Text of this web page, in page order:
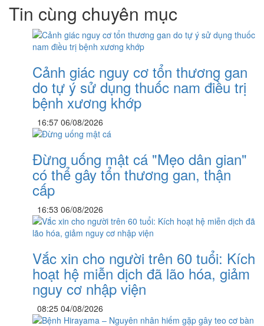
Tin cùng chuyên mục
Cảnh giác nguy cơ tổn thương gan
do tự ý sử dụng thuốc nam điều trị
bệnh xương khớp
16:57 06/08/2026
Đừng uống mật cá "Mẹo dân gian"
có thể gây tổn thương gan, thận
cấp
16:53 06/08/2026
Vắc xin cho người trên 60 tuổi: Kích
hoạt hệ miễn dịch đã lão hóa, giảm
nguy cơ nhập viện
08:25 04/08/2026